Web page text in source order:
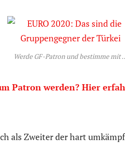
Werde GF-Patron und bestimme mit
Patron werden? Hier
als Zweiter der hart